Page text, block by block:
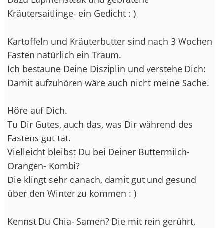
Kräutersaitlinge- ein Gedicht : )
Kartoffeln und Kräuterbutter sind nach 3 Wochen
Fasten natürlich ein Traum.
Ich bestaune Deine Disziplin und verstehe Dich:
Damit aufzuhören wäre auch nicht meine Sache.
Höre auf Dich.
Tu Dir Gutes, auch das, was Dir während des
Fastens gut tat.
Vielleicht bleibst Du bei Deiner Buttermilch-
Orangen- Kombi?
Die klingt sehr danach, damit gut und gesund
über den Winter zu kommen : )
Kennst Du Chia- Samen? Die mit rein gerührt,